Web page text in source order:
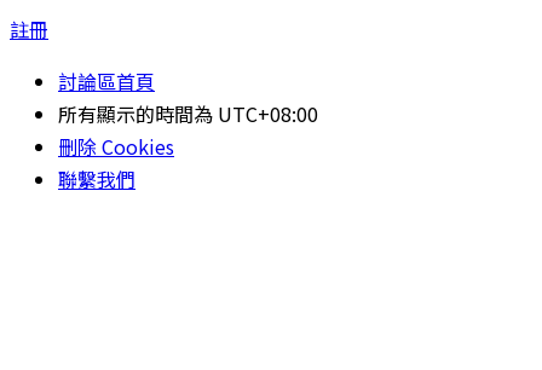
註冊
討論區首頁
所有顯示的時間為 UTC+08:00
刪除 Cookies
聯繫我們